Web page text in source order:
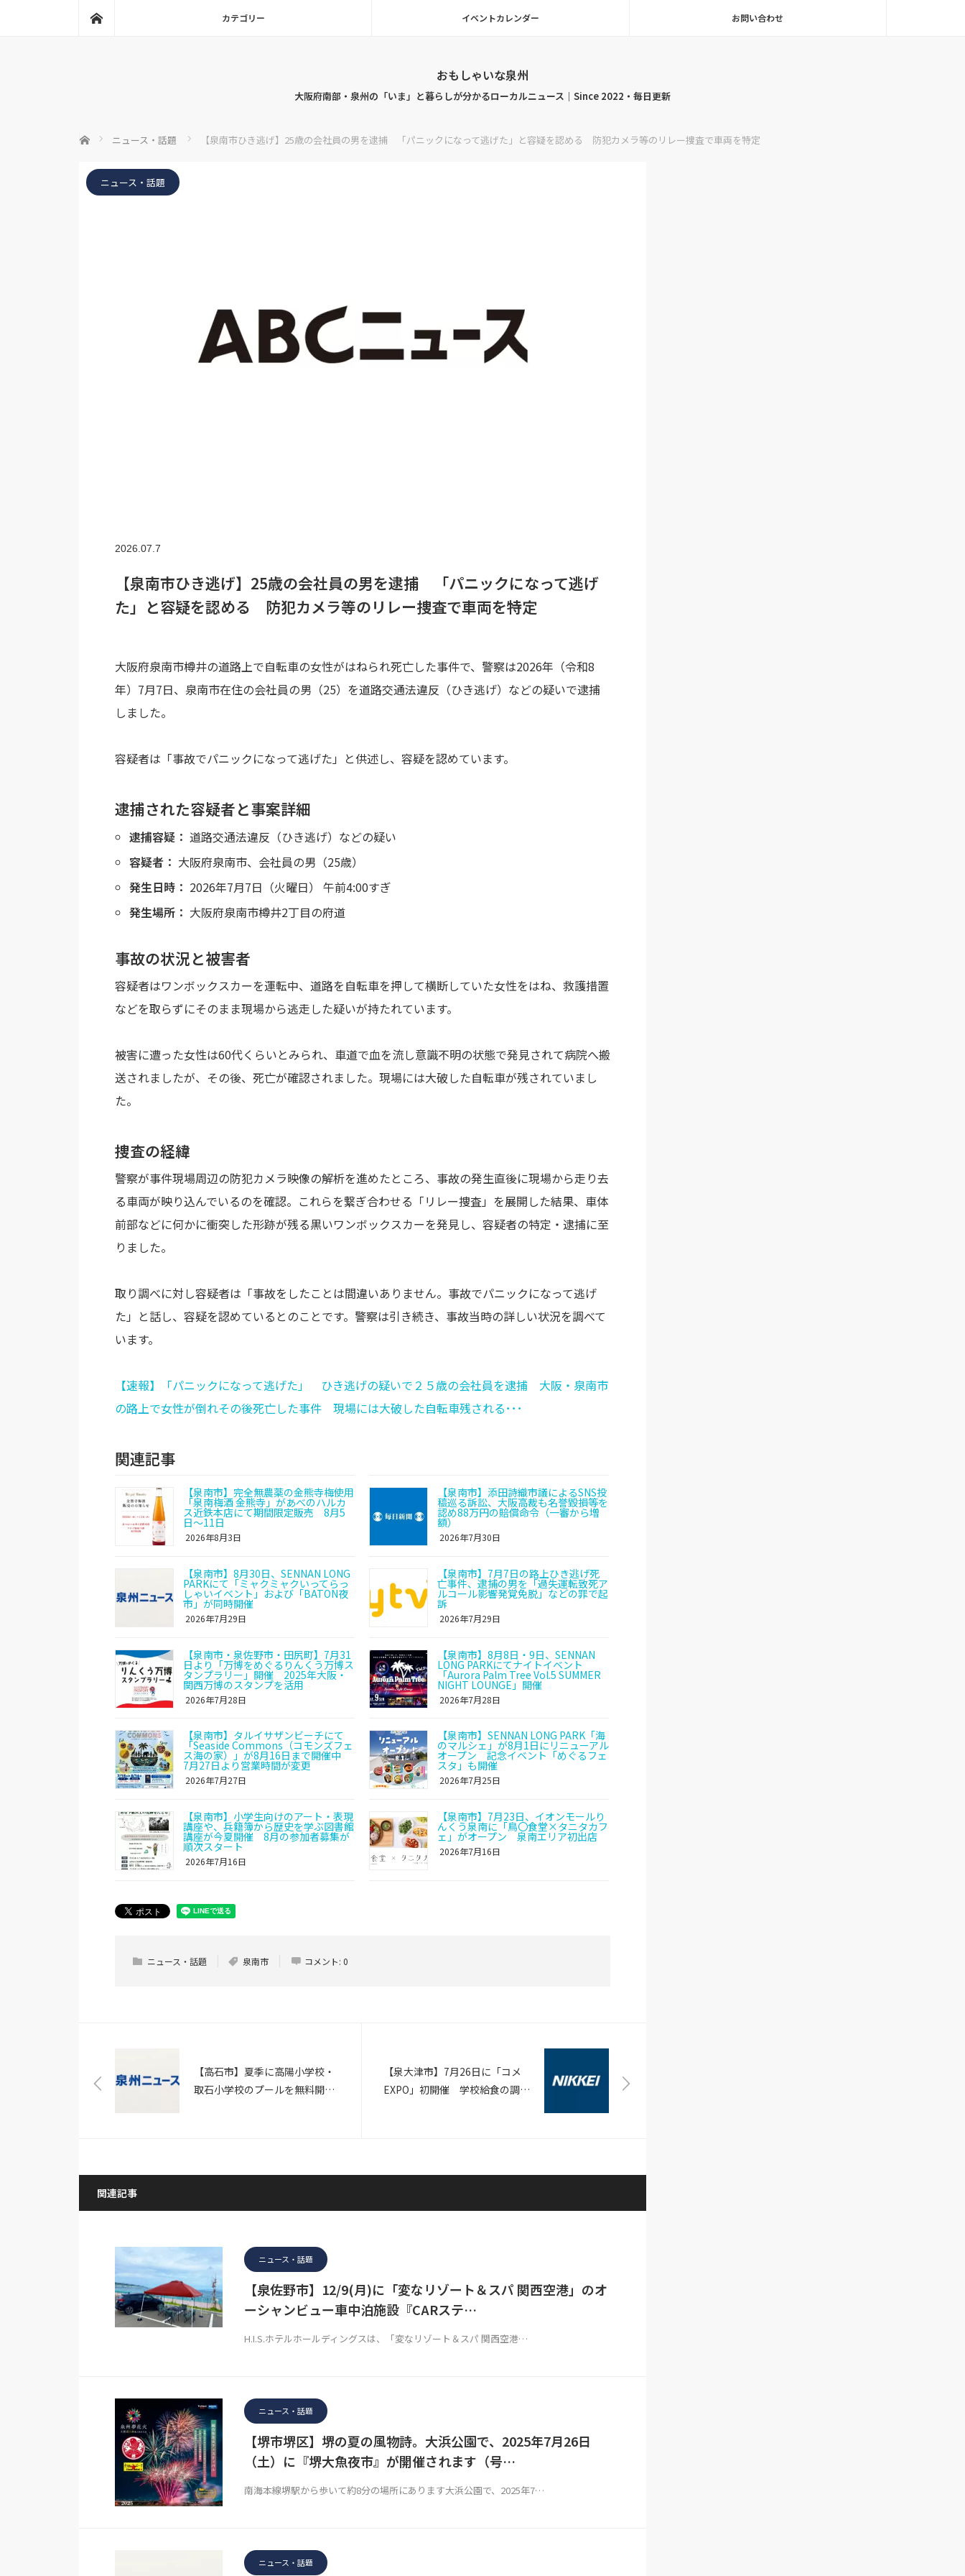
カテゴリー イベントカレンダー お問い合わせ
おもしゃいな泉州
大阪府南部・泉州の「いま」と暮らしが分かるローカルニュース｜Since 2022・毎日更新
ホーム ニュース・話題 【泉南市ひき逃げ】25歳の会社員の男を逮捕 「パニックになって逃げた」と容疑を認める 防犯カメラ等のリレー捜査で車両を特定
ニュース・話題
2026.07.7
【泉南市ひき逃げ】25歳の会社員の男を逮捕 「パニックになって逃げ
た」と容疑を認める 防犯カメラ等のリレー捜査で車両を特定
大阪府泉南市樽井の道路上で自転車の女性がはねられ死亡した事件で、警察は2026年（令和8
年）7月7日、泉南市在住の会社員の男（25）を道路交通法違反（ひき逃げ）などの疑いで逮捕
しました。
容疑者は「事故でパニックになって逃げた」と供述し、容疑を認めています。
逮捕された容疑者と事案詳細
逮捕容疑： 道路交通法違反（ひき逃げ）などの疑い
容疑者： 大阪府泉南市、会社員の男（25歳）
発生日時： 2026年7月7日（火曜日） 午前4:00すぎ
発生場所： 大阪府泉南市樽井2丁目の府道
事故の状況と被害者
容疑者はワンボックスカーを運転中、道路を自転車を押して横断していた女性をはね、救護措置
などを取らずにそのまま現場から逃走した疑いが持たれています。
被害に遭った女性は60代くらいとみられ、車道で血を流し意識不明の状態で発見されて病院へ搬
送されましたが、その後、死亡が確認されました。現場には大破した自転車が残されていまし
た。
捜査の経緯
警察が事件現場周辺の防犯カメラ映像の解析を進めたところ、事故の発生直後に現場から走り去
る車両が映り込んでいるのを確認。これらを繋ぎ合わせる「リレー捜査」を展開した結果、車体
前部などに何かに衝突した形跡が残る黒いワンボックスカーを発見し、容疑者の特定・逮捕に至
りました。
取り調べに対し容疑者は「事故をしたことは間違いありません。事故でパニックになって逃げ
た」と話し、容疑を認めているとのことです。警察は引き続き、事故当時の詳しい状況を調べて
います。
【速報】「パニックになって逃げた」 ひき逃げの疑いで２５歳の会社員を逮捕 大阪・泉南市
の路上で女性が倒れその後死亡した事件 現場には大破した自転車残される･･･
関連記事
【泉南市】完全無農薬の金熊寺梅使用
「泉南梅酒 金熊寺」があべのハルカ
ス近鉄本店にて期間限定販売 8月5
日〜11日
2026年8月3日
【泉南市】添田詩織市議によるSNS投
稿巡る訴訟、大阪高裁も名誉毀損等を
認め88万円の賠償命令（一審から増
額）
2026年7月30日
【泉南市】8月30日、SENNAN LONG
PARKにて「ミャクミャクいってらっ
しゃいイベント」および「BATON夜
市」が同時開催
2026年7月29日
【泉南市】7月7日の路上ひき逃げ死
亡事件、逮捕の男を「過失運転致死ア
ルコール影響発覚免脱」などの罪で起
訴
2026年7月29日
【泉南市・泉佐野市・田尻町】7月31
日より「万博をめぐるりんくう万博ス
タンプラリー」開催 2025年大阪・
関西万博のスタンプを活用
2026年7月28日
【泉南市】8月8日・9日、SENNAN
LONG PARKにてナイトイベント
「Aurora Palm Tree Vol.5 SUMMER
NIGHT LOUNGE」開催
2026年7月28日
【泉南市】タルイサザンビーチにて
「Seaside Commons（コモンズフェ
ス海の家）」が8月16日まで開催中
7月27日より営業時間が変更
2026年7月27日
【泉南市】SENNAN LONG PARK「海
のマルシェ」が8月1日にリニューアル
オープン 記念イベント「めぐるフェ
スタ」も開催
2026年7月25日
【泉南市】小学生向けのアート・表現
講座や、兵籍簿から歴史を学ぶ図書館
講座が今夏開催 8月の参加者募集が
順次スタート
2026年7月16日
【泉南市】7月23日、イオンモールり
んくう泉南に「鳥〇食堂×タニタカフ
ェ」がオープン 泉南エリア初出店
2026年7月16日
ニュース・話題 泉南市 コメント: 0
【高石市】夏季に高陽小学校・
取石小学校のプールを無料開
【泉大津市】7月26日に「コメ
EXPO」初開催 学校給食の調達
関連記事
ニュース・話題
【泉佐野市】12/9(月)に「変なリゾート＆スパ 関西空港」のオ
ーシャンビュー車中泊施設『CARステ…
H.I.S.ホテルホールディングスは、「変なリゾート＆スパ 関西空港…
ニュース・話題
【堺市堺区】堺の夏の風物詩。大浜公園で、2025年7月26日
（土）に『堺大魚夜市』が開催されます（号…
南海本線堺駅から歩いて約8分の場所にあります大浜公園で、2025年7…
ニュース・話題